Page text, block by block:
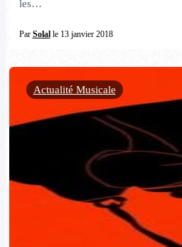
les…
Par Solalle 13 janvier 2018
Actualité Musicale